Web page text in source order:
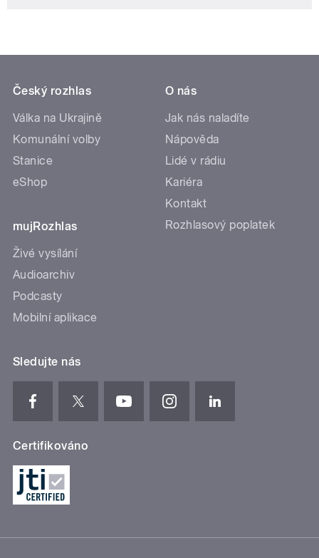
Český rozhlas
Válka na Ukrajině
Komunální volby
Stanice
eShop
mujRozhlas
Živé vysílání
Audioarchiv
Podcasty
Mobilní aplikace
O nás
Jak nás naladíte
Nápověda
Lidé v rádiu
Kariéra
Kontakt
Rozhlasový poplatek
Sledujte nás
Certifikováno